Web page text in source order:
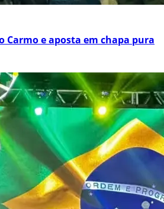
Carmo e aposta em chapa pura